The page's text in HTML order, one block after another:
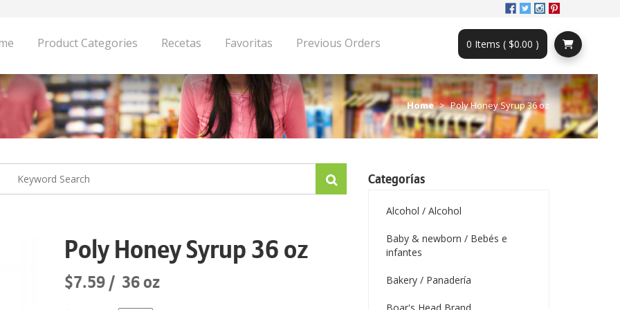
Product Categories Recetas Favoritas Previous Orders 0 Items ( $0.00 )
Home Poly Honey Syrup 36 oz
Poly Honey Syrup 36 oz
$7.59 36 oz
Categorías
Alcohol / Alcohol
Baby & newborn / Bebés e
infantes
Bakery / Panadería